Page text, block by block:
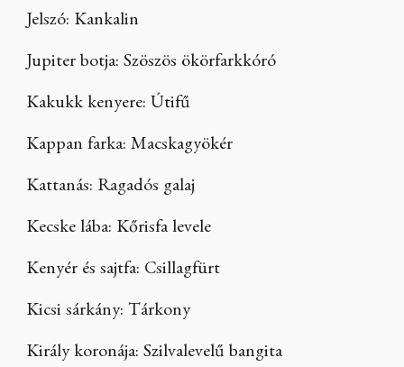
Jelszó: Kankalin
Jupiter botja: Szöszös ökörfarkkóró
Kakukk kenyere: Útifű
Kappan farka: Macskagyökér
Kattanás: Ragadós galaj
Kecske lába: Kőrisfa levele
Kenyér és sajtfa: Csillagfürt
Kicsi sárkány: Tárkony
Király koronája: Szilvalevelű bangita